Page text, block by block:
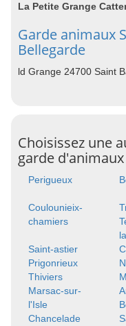
La Petite Grange
Garde animaux
Bellegarde
ld Grange 24700 Saint
Choisissez une
garde
Perigueux
Coulounieix-
chamiers
Saint-astier
Prigonrieux
Thiviers
Marsac-sur-
l'Isle
Chancelade